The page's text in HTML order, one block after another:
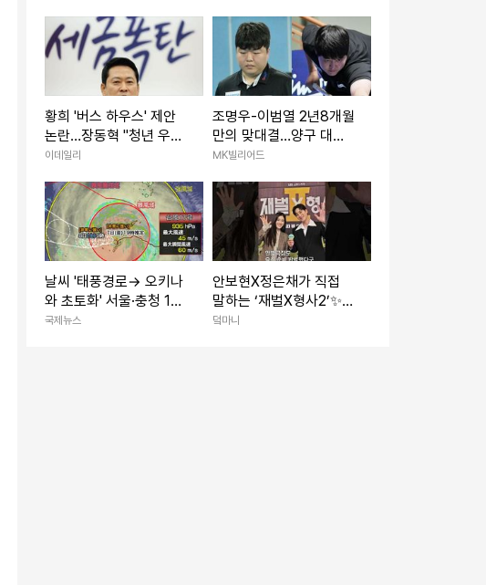
황희 '버스 하우스' 제안
논란…장동혁 "청년 우롱
하는 정책"
이데일리
조명우-이범열 2년8개월
만의 맞대결…양구 대한
당구연맹회장배 男4강서
MK빌리어드
날씨 '태풍경로→ 오키나
와 초토화' 서울·충청 10
0mm이상 소나기 주말날
국제뉴스
안보현X정은채가 직접
말하는 ‘재벌X형사2’✨
새롭게 돌아온 두 사람의
덬마니